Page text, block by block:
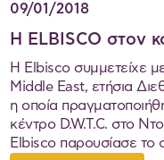
09/01/2018
Η ELBISCO στον
Η Elbisco συμμετείχε
Middle East, ετήσια
η οποία
κέντρο D.W.T.C. στο
Elbisco παρουσίασε το